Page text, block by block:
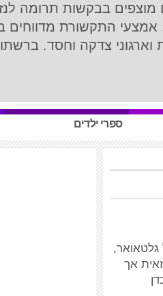
מוצפים בבקשות תרומה
התקשורת מדווחים
צדקה וחסד.
ספרי ילדים
גלטאואר,
אך